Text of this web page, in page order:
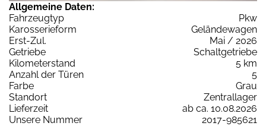
Allgemeine Daten:
Fahrzeugtyp
Pkw
Karosserieform
Geländewagen
Erst-Zul.
Mai / 2026
Getriebe
Schaltgetriebe
Kilometerstand
5 km
Anzahl der Türen
5
Farbe
Grau
Standort
Zentrallager
Lieferzeit
ab ca. 10.08.2026
Unsere Nummer
2017-985621